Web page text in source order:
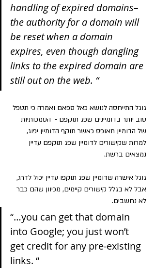
handling of expired domains–
the authority for a domain will
be reset when a domain
expires, even though dangling
links to the expired domain are
still out on the web. “
גוגל התייחסה לנושא כאל ספאם ואמרה כי תטפל
טוב יותר בדומיינים שפג תוקפם -  הסמכותיות
של הדומיין תאופס כאשר תוקף הדומיין יפוג,
למרות שקישורים לדומיין שפג תוקפם עדיין
נמצאים ברשת.
גוגל אישרה שדומיין שפג תוקפו עדיין יכול לדרג,
אבל לא בגלל קישורים קיימים, מכיוון שהם כבר
לא נחשבים.
“…you can get that domain
into Google; you just won’t
get credit for any pre-existing
links. “